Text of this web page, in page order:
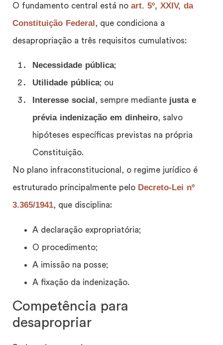
O fundamento central está no art. 5º, XXIV, da
Constituição Federal, que condiciona a
desapropriação a três requisitos cumulativos:
Necessidade pública;
Utilidade pública; ou
Interesse social, sempre mediante justa e
prévia indenização em dinheiro, salvo
hipóteses específicas previstas na própria
Constituição.
No plano infraconstitucional, o regime jurídico é
estruturado principalmente pelo Decreto-Lei nº
3.365/1941, que disciplina:
A declaração expropriatória;
O procedimento;
A imissão na posse;
A fixação da indenização.
Competência para
desapropriar